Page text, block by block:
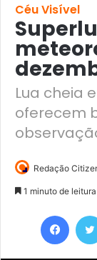
Céu Visível
Lua cheia
oferecem
Redação
1 minuto de leitura